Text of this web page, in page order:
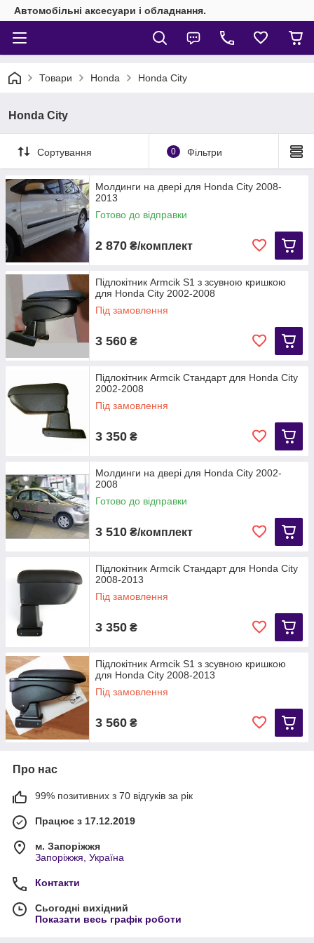
Автомобільні аксесуари і обладнання.
Товари Honda Honda City
Honda City
Сортування 0 Фільтри
Молдинги на двері для Honda City 2008-
2013
Готово до відправки
2 870 ₴/комплект
Підлокітник Armcik S1 з зсувною кришкою
для Honda City 2002-2008
Під замовлення
3 560 ₴
Підлокітник Armcik Стандарт для Honda City
2002-2008
Під замовлення
3 350 ₴
Молдинги на двері для Honda City 2002-
2008
Готово до відправки
3 510 ₴/комплект
Підлокітник Armcik Стандарт для Honda City
2008-2013
Під замовлення
3 350 ₴
Підлокітник Armcik S1 з зсувною кришкою
для Honda City 2008-2013
Під замовлення
3 560 ₴
Про нас
99% позитивних з 70 відгуків за рік
Працює з 17.12.2019
м. Запоріжжя
Запоріжжя, Україна
Контакти
Сьогодні вихідний
Показати весь графік роботи